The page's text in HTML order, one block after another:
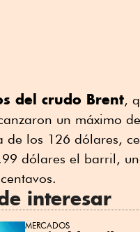
del crudo Brent,
un máximo
de los 126 dólares,
dólares el barril,
interesar
MERCADOS